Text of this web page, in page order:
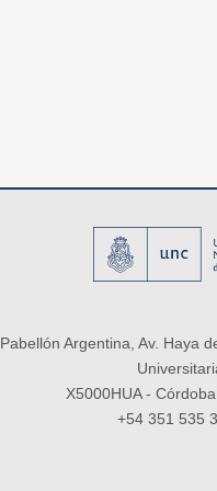
Pabellón Argentina, Av. Haya
X5000HUA -
+54 351 535